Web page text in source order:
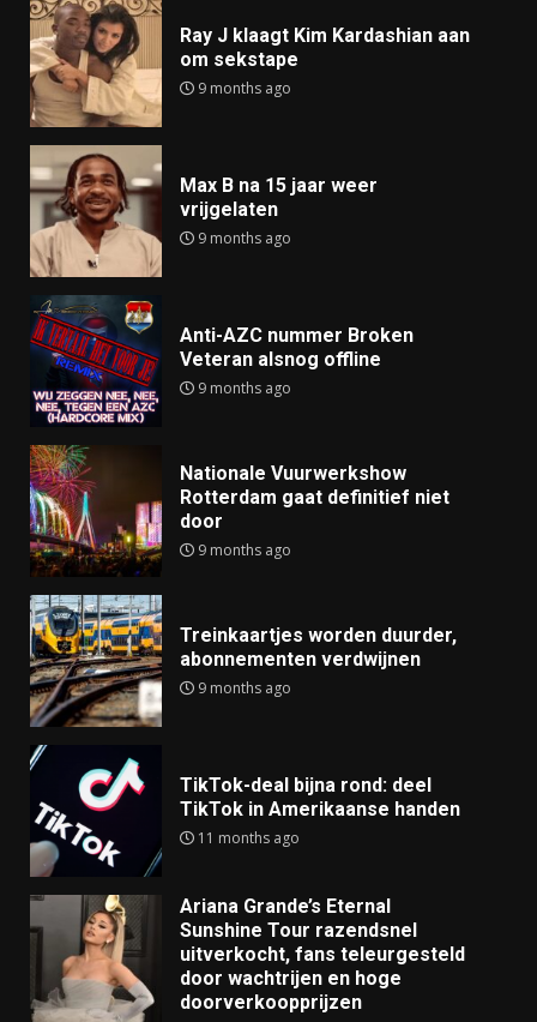
Ray J klaagt Kim Kardashian aan
om sekstape
9 months ago
Max B na 15 jaar weer
vrijgelaten
9 months ago
Anti-AZC nummer Broken
Veteran alsnog offline
9 months ago
Nationale Vuurwerkshow
Rotterdam gaat definitief niet
door
9 months ago
Treinkaartjes worden duurder,
abonnementen verdwijnen
9 months ago
TikTok-deal bijna rond: deel
TikTok in Amerikaanse handen
11 months ago
Ariana Grande’s Eternal
Sunshine Tour razendsnel
uitverkocht, fans teleurgesteld
door wachtrijen en hoge
doorverkoopprijzen